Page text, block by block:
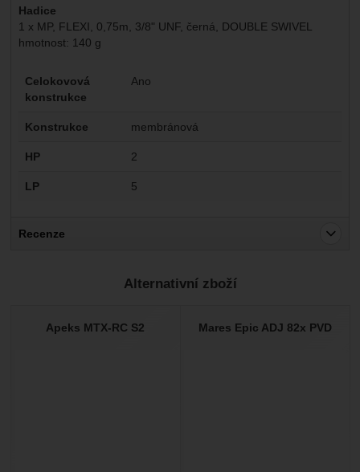
Hadice
1 x MP, FLEXI, 0,75m, 3/8" UNF, černá, DOUBLE SWIVEL
hmotnost: 140 g
Parametry
Celokovová
konstrukce
Ano
Konstrukce membránová
HP 2
LP 5
Recenze
Nebyla přidána žádná recenze.
Alternativní zboží
Apeks MTX-RC S2 Mares Epic ADJ 82x PVD